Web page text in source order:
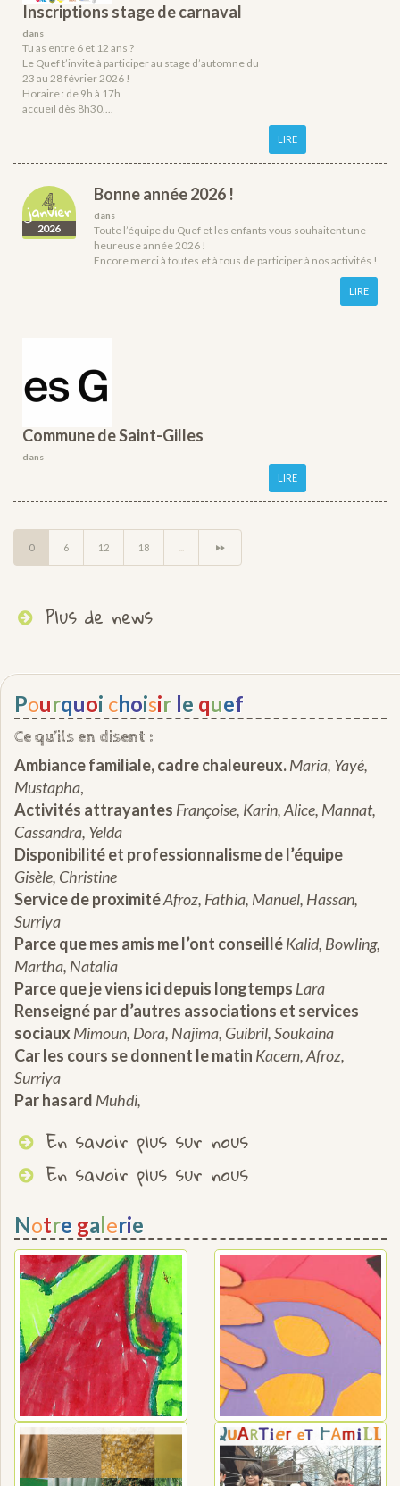
Inscriptions stage de carnaval
dans
Tu as entre 6 et 12 ans ?
Le Quef t’invite à participer au stage d’automne du
23 au 28 février 2026 !
Horaire : de 9h à 17h
accueil dès 8h30....
LIRE
4
janvier
2026
Bonne année 2026 !
dans
Toute l’équipe du Quef et les enfants vous souhaitent une
heureuse année 2026 !
Encore merci à toutes et à tous de participer à nos activités !
LIRE
Commune de Saint-Gilles
dans
LIRE
0 6 12 18
Plus de news
Pourquoi choisir le quef
Ce qu’ils en disent :
Ambiance familiale, cadre chaleureux.Maria, Yayé,
Mustapha,
Activités attrayantes Françoise, Karin, Alice, Mannat,
Cassandra, Yelda
Disponibilité et professionnalisme de l’équipe
Gisèle, Christine
Service de proximitéAfroz, Fathia, Manuel, Hassan,
Surriya
Parce que mes amis me l’ont conseilléKalid, Bowling,
Martha, Natalia
Parce que je viens ici depuis longtemps Lara
Renseigné par d’autres associations et services
sociaux Mimoun, Dora, Najima, Guibril, Soukaina
Car les cours se donnent le matin Kacem, Afroz,
Surriya
Par hasard Muhdi,
En savoir plus sur nous
En savoir plus sur nous
Notre galerie